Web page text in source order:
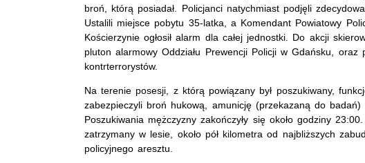
broń, którą posiadał. Policjanci natychmiast podjęli
Ustalili miejsce pobytu 35-latka, a Komendant Powiatowy
Kościerzynie ogłosił alarm dla całej jednostki. Do akcji
pluton alarmowy Oddziału Prewencji Policji w Gdańsku, oraz
kontrterrorystów.
Na terenie posesji, z którą powiązany był poszukiwany,
zabezpieczyli broń hukową, amunicję (przekazaną do badań)
Poszukiwania mężczyzny zakończyły się około godziny 23:00.
zatrzymany w lesie, około pół kilometra od najbliższych
policyjnego aresztu.